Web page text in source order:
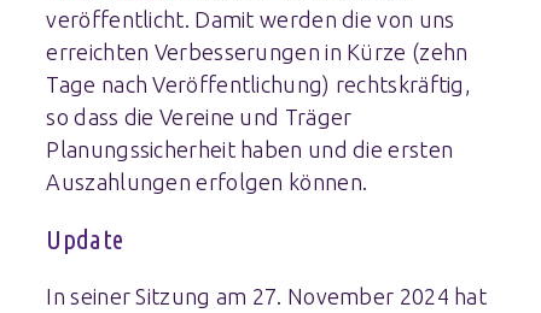
veröffentlicht. Damit werden die von uns
erreichten Verbesserungen in Kürze (zehn
Tage nach Veröffentlichung) rechtskräftig,
so dass die Vereine und Träger
Planungssicherheit haben und die ersten
Auszahlungen erfolgen können.
Update
In seiner Sitzung am 27. November 2024 hat